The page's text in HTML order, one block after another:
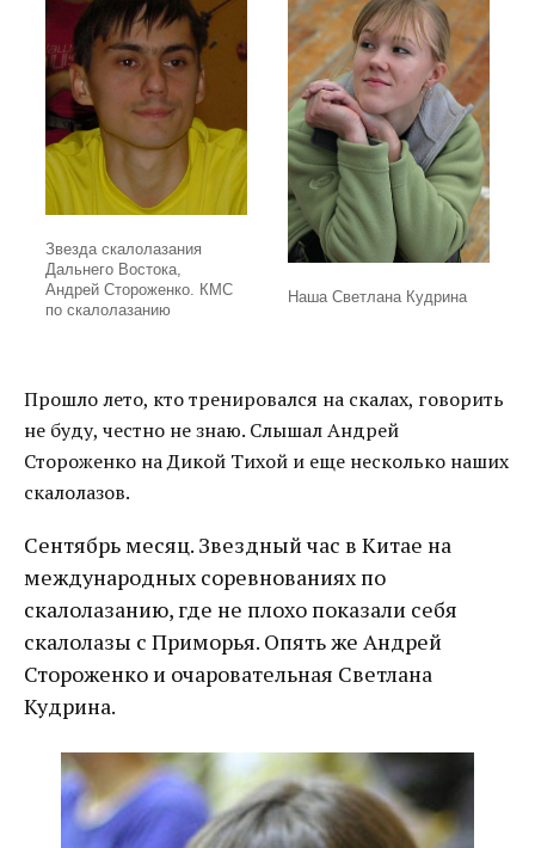
Звезда скалолазания
Дальнего Востока,
Андрей Стороженко. КМС
по скалолазанию
Наша Светлана Кудрина
Прошло лето, кто тренировался на скалах, говорить
не буду, честно не знаю. Слышал Андрей
Стороженко на Дикой Тихой и еще несколько наших
скалолазов.
Сентябрь месяц. Звездный час в Китае на
международных соревнованиях по
скалолазанию, где не плохо показали себя
скалолазы с Приморья. Опять же Андрей
Стороженко и очаровательная Светлана
Кудрина.